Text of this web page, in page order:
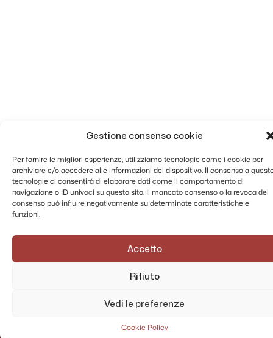
Gestione consenso cookie
Per fornire le migliori esperienze, utilizziamo tecnologie come i cookie per
archiviare e/o accedere alle informazioni del dispositivo. Il consenso a
tecnologie ci consentirà di elaborare dati come il comportamento di
navigazione o ID univoci su questo sito. Il mancato consenso o la revoca del
consenso può influire negativamente su determinate caratteristiche e
funzioni.
Accetto
Rifiuto
Vedi le preferenze
Cookie Policy